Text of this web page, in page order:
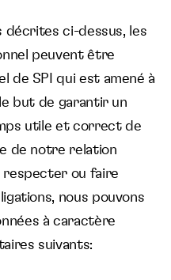
décrites ci-dessus, les
peuvent être
de SPI qui est amené à
but de garantir un
utile et correct de
de notre relation
respecter ou faire
nous pouvons
à caractère
suivants: